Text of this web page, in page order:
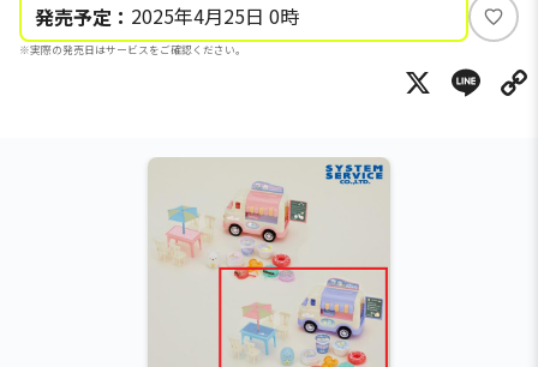
発売予定： 2025年4月25日 0時
※実際の発売日はサービスをご確認ください。
い
ね
X